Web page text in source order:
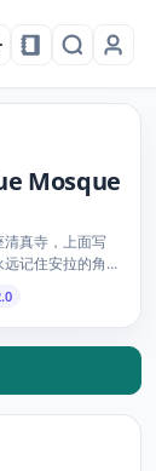
Mosque
真寺，上面写
记住安拉的角